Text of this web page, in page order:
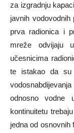
za izgradnju
javnih
prva radionica i
mreže odvijaju
učesnicima
te istakao da su
odnosno vodne
kontinuitetu
jedna od osnovnih